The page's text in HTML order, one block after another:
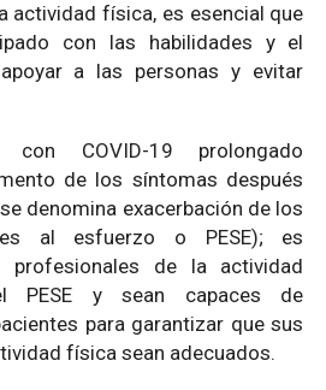
actividad física, es esencial que
con las habilidades y el
a las personas y evitar
con COVID-19 prolongado
de los síntomas después
denomina exacerbación de los
al esfuerzo o PESE); es
profesionales de la actividad
PESE y sean capaces de
para garantizar que sus
física sean adecuados.